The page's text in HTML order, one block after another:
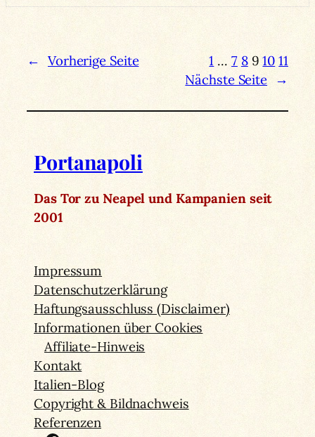
← Vorherige Seite 1 … 7 8 9 10 11
Nächste Seite →
Portanapoli
Das Tor zu Neapel und Kampanien seit
2001
Impressum
Datenschutzerklärung
Haftungsausschluss (Disclaimer)
Informationen über Cookies
Affiliate-Hinweis
Kontakt
Italien-Blog
Copyright & Bildnachweis
Referenzen